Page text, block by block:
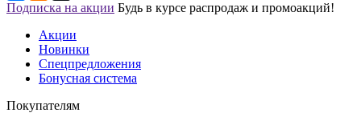
Подписка на акции Будь в курсе распродаж и промоакций!
Акции
Новинки
Спецпредложения
Бонусная система
Покупателям